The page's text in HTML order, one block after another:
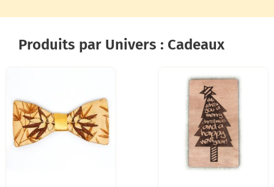
Produits par Univers : Cadeaux